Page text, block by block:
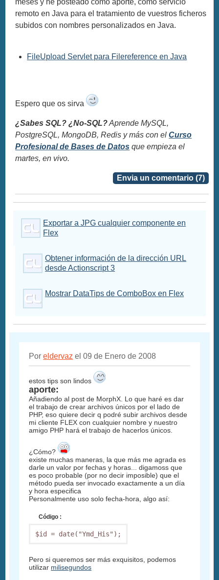
meses y he posteado como aporte, como servicio
remoto en Java para el tratamiento de vuestros ficheros
subidos con nombres personalizados en Java.
FileUpload Servlet para Filereference en Java
Espero que os sirva
¿Sabes SQL? ¿No-SQL?Aprende MySQL,
PostgreSQL, MongoDB, Redis y más con elCurso
Profesional de Bases de Datos que empieza el
martes, en vivo.
Envia un comentario (7)
Exportar a JPG cualquier componente en
Flex
Obtener información de la dirección URL
desde Actionscript 3
Mostrar DataTips de ComboBox en Flex
Poreldervaz el 09 de Enero de 2008
estos tips son lindos
aporte:
Añadiendo al post de MorphX. Lo que haré es dar
el trabajo de crear archivos únicos por el lado de
PHP, eso quiere decir q podré subir archivos desde
mi cliente FLEX con cualquier nombre y nuestro
amigo PHP hará el trabajo de hacerlos únicos.
¿Cómo?
existe muchas maneras, la que más me agrada es
darle un valor por fechas y horas... digamoss que
es poco probable (por no decir imposible) que el
método pueda ser invocado exactamente a un día
y hora especifica
Personalmente uso solo fecha-hora, algo así:
Código :
$id = date("Ymd_His");
Pero si queremos ser más exquisitos, podemos
utilizar milisegundos